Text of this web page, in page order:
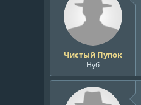
Чистый Пупок
Нуб